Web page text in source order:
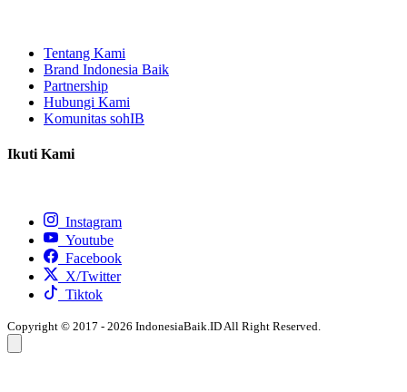
Tentang Kami
Brand Indonesia Baik
Partnership
Hubungi Kami
Komunitas sohIB
Ikuti Kami
Instagram
Youtube
Facebook
X/Twitter
Tiktok
Copyright © 2017 - 2026 IndonesiaBaik.ID All Right Reserved.